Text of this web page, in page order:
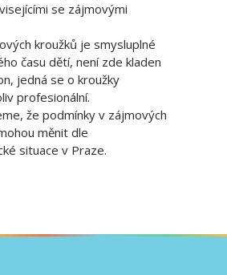
se zájmovými
kroužků je smysluplné
času dětí, není zde kladen
jedná se o kroužky
profesionální.
že podmínky v zájmových
měnit dle
situace v Praze.